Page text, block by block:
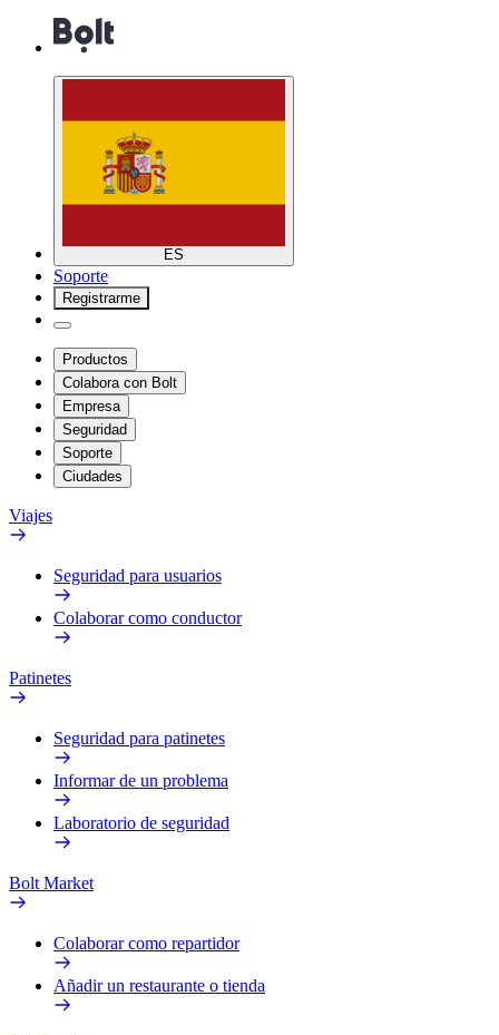
ES
Soporte
Registrarme
Productos
Colabora con Bolt
Empresa
Seguridad
Soporte
Ciudades
Viajes
Seguridad para usuarios
Colaborar como conductor
Patinetes
Seguridad para patinetes
Informar de un problema
Laboratorio de seguridad
Bolt Market
Colaborar como repartidor
Añadir un restaurante o tienda